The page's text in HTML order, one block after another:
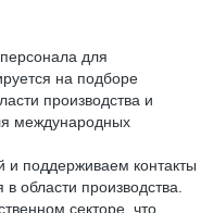
для
на подборе
производства и
международных
поддерживаем контакты
области производства.
секторе, что